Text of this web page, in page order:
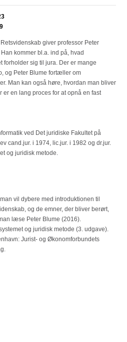
giver professor Peter
kommer bl.a. ind på, hvad
forholder sig til jura. Der er mange
og Peter Blume fortæller om
Man kan også høre, hvordan man bliver
er en lang proces for at opnå en fast
ved Det juridiske Fakultet på
cand.jur. i 1974, lic.jur. i 1982 og dr.jur.
og juridisk metode.
vil dybere med introduktionen til
og de emner, der bliver berørt,
læse Peter Blume (2016).
og juridisk metode (3. udgave).
Jurist- og Økonomforbundets